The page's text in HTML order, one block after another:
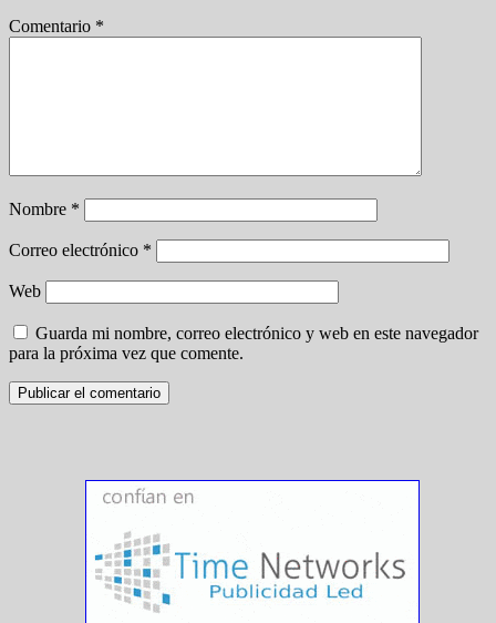
Comentario *
Nombre *
Correo electrónico *
Web
Guarda mi nombre, correo electrónico y web en este navegador
para la próxima vez que comente.